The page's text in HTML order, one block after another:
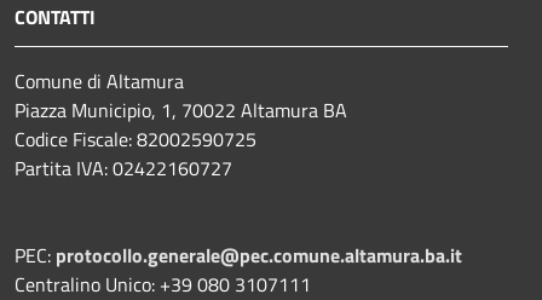
CONTATTI
Comune di Altamura
Piazza Municipio, 1, 70022 Altamura BA
Codice Fiscale: 82002590725
Partita IVA: 02422160727
PEC: protocollo.generale@pec.comune.altamura.ba.it
Centralino Unico: +39 080 3107111